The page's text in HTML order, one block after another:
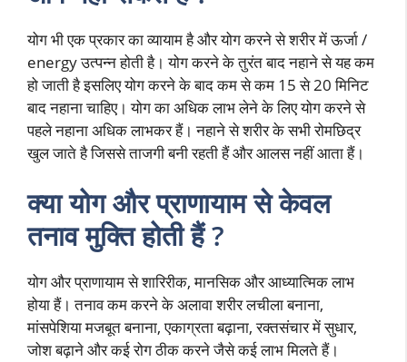
योग भी एक प्रकार का व्यायाम है और योग करने से शरीर में ऊर्जा /
energy उत्पन्न होती है। योग करने के तुरंत बाद नहाने से यह कम
हो जाती है इसलिए योग करने के बाद कम से कम 15 से 20 मिनिट
बाद नहाना चाहिए। योग का अधिक लाभ लेने के लिए योग करने से
पहले नहाना अधिक लाभकर हैं। नहाने से शरीर के सभी रोमछिद्र
खुल जाते है जिससे ताजगी बनी रहती हैं और आलस नहीं आता हैं।
क्या योग और प्राणायाम से केवल
तनाव मुक्ति होती हैं ?
योग और प्राणायाम से शारिरीक, मानसिक और आध्यात्मिक लाभ
होया हैं। तनाव कम करने के अलावा शरीर लचीला बनाना,
मांसपेशिया मजबूत बनाना, एकाग्रता बढ़ाना, रक्तसंचार में सुधार,
जोश बढ़ाने और कई रोग ठीक करने जैसे कई लाभ मिलते हैं।